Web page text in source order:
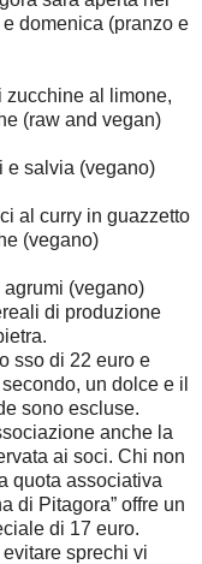
domenica (pranzo e
zucchine al limone,
(raw and vegan)
e salvia (vegano)
al curry in guazzetto
(vegano)
agrumi (vegano)
di produzione
sso di 22 euro e
un dolce e il
sono escluse.
anche la
ai soci. Chi non
quota associativa
di Pitagora” offre un
di 17 euro.
sprechi vi